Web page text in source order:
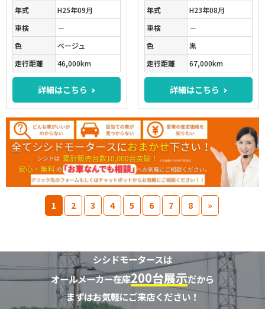
年式
H25年09月
車検
－
色
ベージュ
走行距離
46,000km
詳細はこちら
年式
H23年08月
車検
－
色
黒
走行距離
67,000km
詳細はこちら
1 2 3 4 5 6 7 8 »
シシドモータースは
オールメーカー在庫200台展示だから
まずはお気軽にご来店ください！